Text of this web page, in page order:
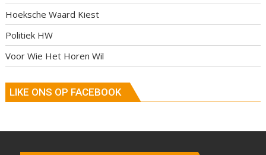
Hoeksche Waard Kiest
Politiek HW
Voor Wie Het Horen Wil
LIKE ONS OP FACEBOOK